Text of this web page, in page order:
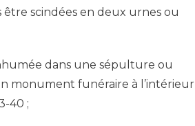
scindées en deux urnes ou
dans une sépulture ou
monument funéraire à l’intérieur
40 ;